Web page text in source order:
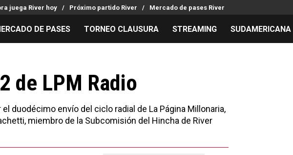
juega River hoy Próximo partido River Mercado de pases River
Mercado de Pases
Análisis tácticos
Chacho Coudet
Ex River
Streaming
Entradas
Los goles de River
Pronósticos
DE PASES TORNEO CLAUSURA STREAMING SUDAMERICANA
de LPM Radio
duodécimo envío del ciclo radial de La Página Millonaria,
miembro de la Subcomisión del Hincha de River